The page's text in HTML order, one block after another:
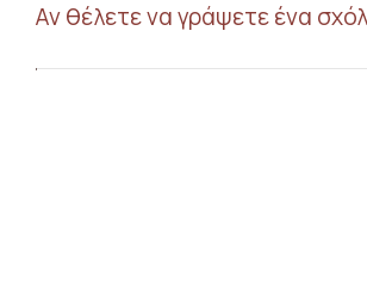
Αν θέλετε να γράψετε ένα